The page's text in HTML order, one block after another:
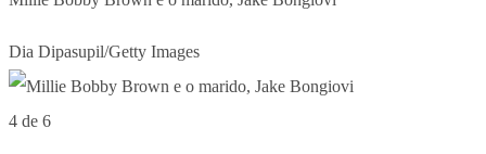
Dia Dipasupil/Getty Images
4 de 6